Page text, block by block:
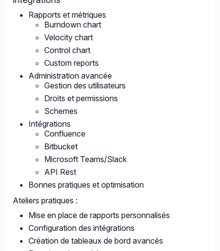
Rapports et métriques
Burndown chart
Velocity chart
Control chart
Custom reports
Administration avancée
Gestion des utilisateurs
Droits et permissions
Schemes
Intégrations
Confluence
Bitbucket
Microsoft Teams/Slack
API Rest
Bonnes pratiques et optimisation
Ateliers pratiques :
Mise en place de rapports personnalisés
Configuration des intégrations
Création de tableaux de bord avancés